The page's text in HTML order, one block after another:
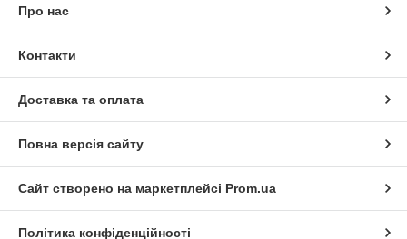
Про нас
Контакти
Доставка та оплата
Повна версія сайту
Сайт створено на маркетплейсі Prom.ua
Політика конфіденційності